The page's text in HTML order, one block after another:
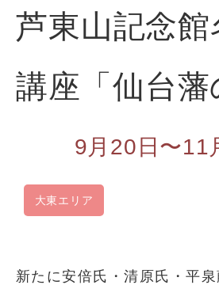
芦東山記念館
講座「仙台藩
9月20日〜11
大東エリア
新たに安倍氏・清原氏・平